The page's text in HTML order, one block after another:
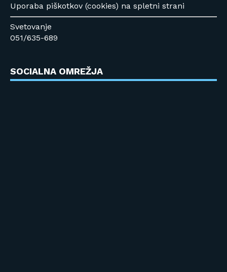
Uporaba piškotkov (cookies) na spletni strani
Svetovanje
051/635-689
SOCIALNA OMREŽJA